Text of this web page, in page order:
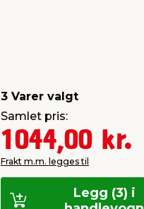
3 Varer valgt
Samlet pris:
1044,00 kr.
Frakt m.m. legges til
Legg (3) i